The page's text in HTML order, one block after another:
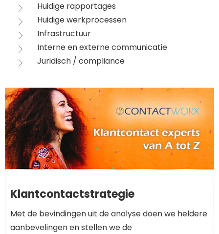
Huidige rapportages
Huidige werkprocessen
Infrastructuur
Interne en externe communicatie
Juridisch / compliance
Klantcontactstrategie
Met de bevindingen uit de analyse doen we heldere
aanbevelingen en stellen we de